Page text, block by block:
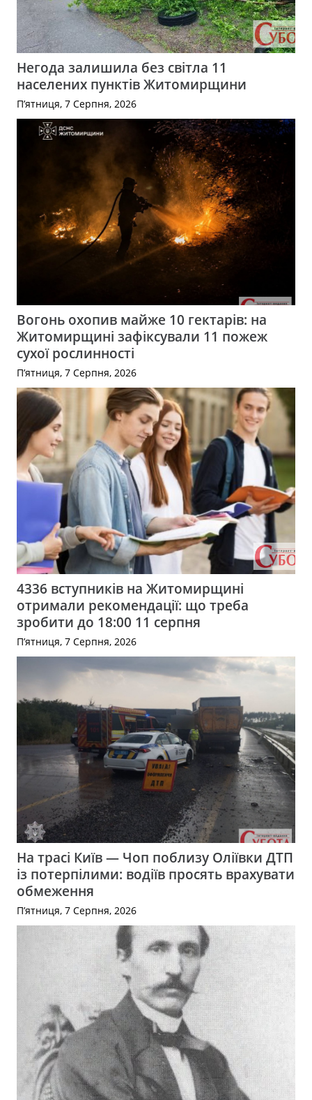
Негода залишила без світла 11
населених пунктів Житомирщини
П’ятниця, 7 Серпня, 2026
Вогонь охопив майже 10 гектарів: на
Житомирщині зафіксували 11 пожеж
сухої рослинності
П’ятниця, 7 Серпня, 2026
4336 вступників на Житомирщині
отримали рекомендації: що треба
зробити до 18:00 11 серпня
П’ятниця, 7 Серпня, 2026
На трасі Київ — Чоп поблизу Оліївки ДТП
із потерпілими: водіїв просять врахувати
обмеження
П’ятниця, 7 Серпня, 2026